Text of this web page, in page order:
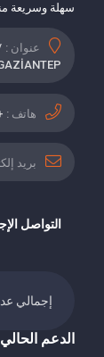
سهلة وسريعة
عنوان :
هاتف : 09 00
بريد
التواصل
إجمالي
الدعم الحالي